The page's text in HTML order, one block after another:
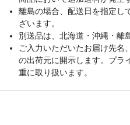
離島の場合、配送日を指定し
ざいます。
別送品は、北海道・沖縄・離
ご入力いただいたお届け先名
の出荷元に開示します。プラ
重に取り扱います。